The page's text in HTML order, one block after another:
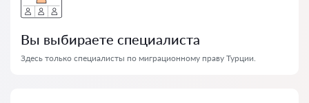
Вы выбираете специалиста
Здесь только специалисты по миграционному праву Турции.